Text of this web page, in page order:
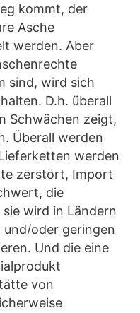
kommt, der
Asche
werden. Aber
sind, wird sich
D.h. überall
Schwächen zeigt,
Überall werden
werden
zerstört, Import
die
wird in Ländern
oder geringen
Und die eine
von